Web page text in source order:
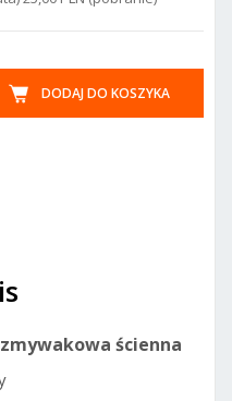
DODAJ DO KOSZYKA
ścienna